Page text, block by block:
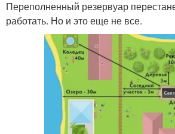
Переполненный резервуар
работать. Но и это еще не все.